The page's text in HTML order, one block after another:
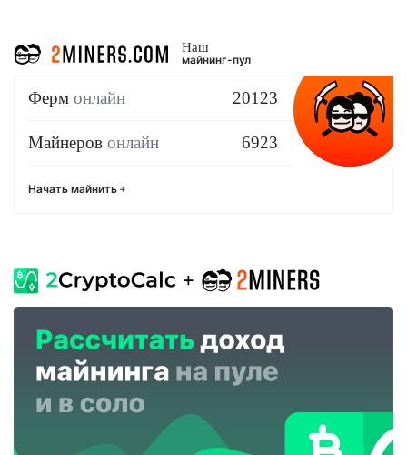
Наш
майнинг-пул
Ферм онлайн 20123
Майнеров онлайн 6923
Начать майнить